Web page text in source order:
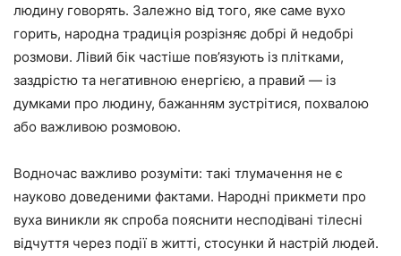
людину говорять. Залежно від того, яке саме вухо
горить, народна традиція розрізняє добрі й недобрі
розмови. Лівий бік частіше пов’язують із плітками,
заздрістю та негативною енергією, а правий — із
думками про людину, бажанням зустрітися, похвалою
або важливою розмовою.
Водночас важливо розуміти: такі тлумачення не є
науково доведеними фактами. Народні прикмети про
вуха виникли як спроба пояснити несподівані тілесні
відчуття через події в житті, стосунки й настрій людей.